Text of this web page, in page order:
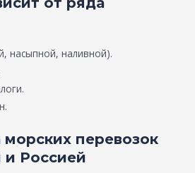
насыпной, наливной).
перевозок
Россией